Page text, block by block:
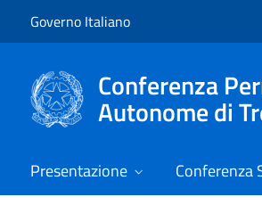
Governo Italiano
Conferenza
Autonome di
Presentazione Conferenza